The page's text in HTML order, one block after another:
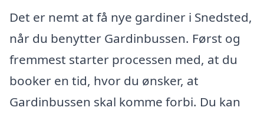
Det er nemt at få nye gardiner i Snedsted,
når du benytter Gardinbussen. Først og
fremmest starter processen med, at du
booker en tid, hvor du ønsker, at
Gardinbussen skal komme forbi. Du kan